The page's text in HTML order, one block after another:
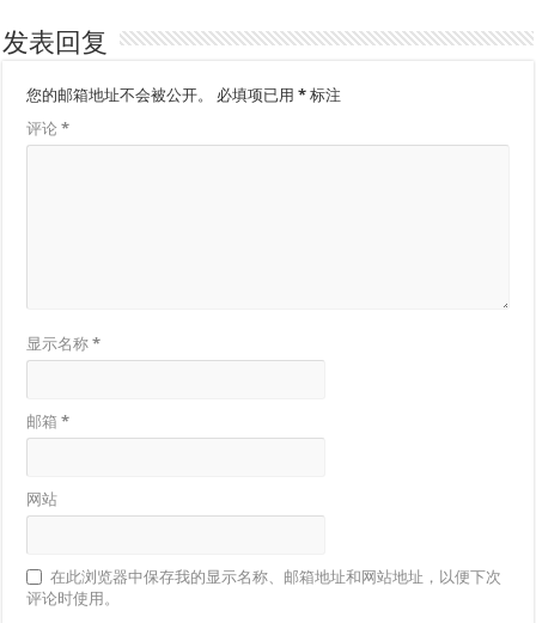
发表回复
您的邮箱地址不会被公开。 必填项已用* 标注
评论*
显示名称*
邮箱*
网站
在此浏览器中保存我的显示名称、邮箱地址和网站地址，以便下次
评论时使用。